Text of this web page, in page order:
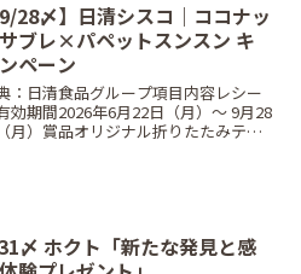
9/28〆】日清シスコ｜ココナッ
ブレ×パペットスンスン キ
ペーン
：日清食品グループ項目内容レシー
効期間2026年6月22日（月）〜 9月28
月）賞品オリジナル折りたたみテー
〆 ホクト「新たな発見と感